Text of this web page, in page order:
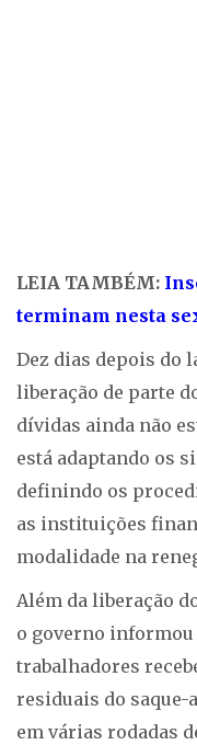
LEIA TAMBÉM:
terminam nesta
Dez dias depois do
liberação de parte
dívidas ainda não
está adaptando os
definindo os
as instituições
modalidade na
Além da liberação
o governo informou
trabalhadores
residuais do
em várias rodadas